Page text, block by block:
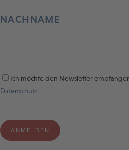
NACHNAME
Ich möchte den Newsletter
Datenschutz.